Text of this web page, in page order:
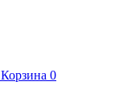
Корзина 0